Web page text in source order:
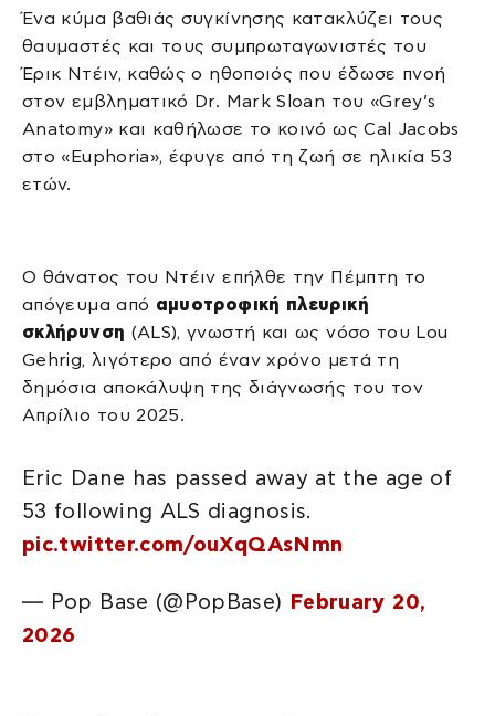
Ένα κύμα βαθιάς συγκίνησης κατακλύζει τους
θαυμαστές και τους συμπρωταγωνιστές του
Έρικ Ντέιν, καθώς ο ηθοποιός που έδωσε πνοή
στον εμβληματικό Dr. Mark Sloan του «Grey’s
Anatomy» και καθήλωσε το κοινό ως Cal Jacobs
στο «Euphoria», έφυγε από τη ζωή σε ηλικία 53
ετών.
Ο θάνατος του Ντέιν επήλθε την Πέμπτη το
απόγευμα από αμυοτροφική πλευρική
σκλήρυνση (ALS), γνωστή και ως νόσο του Lou
Gehrig, λιγότερο από έναν χρόνο μετά τη
δημόσια αποκάλυψη της διάγνωσής του τον
Απρίλιο του 2025.
Eric Dane has passed away at the age of
53 following ALS diagnosis.
pic.twitter.com/ouXqQAsNmn
— Pop Base (@PopBase) February 20,
2026